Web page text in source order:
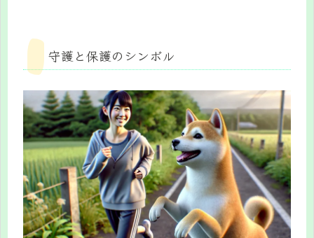
守護と保護のシンボル